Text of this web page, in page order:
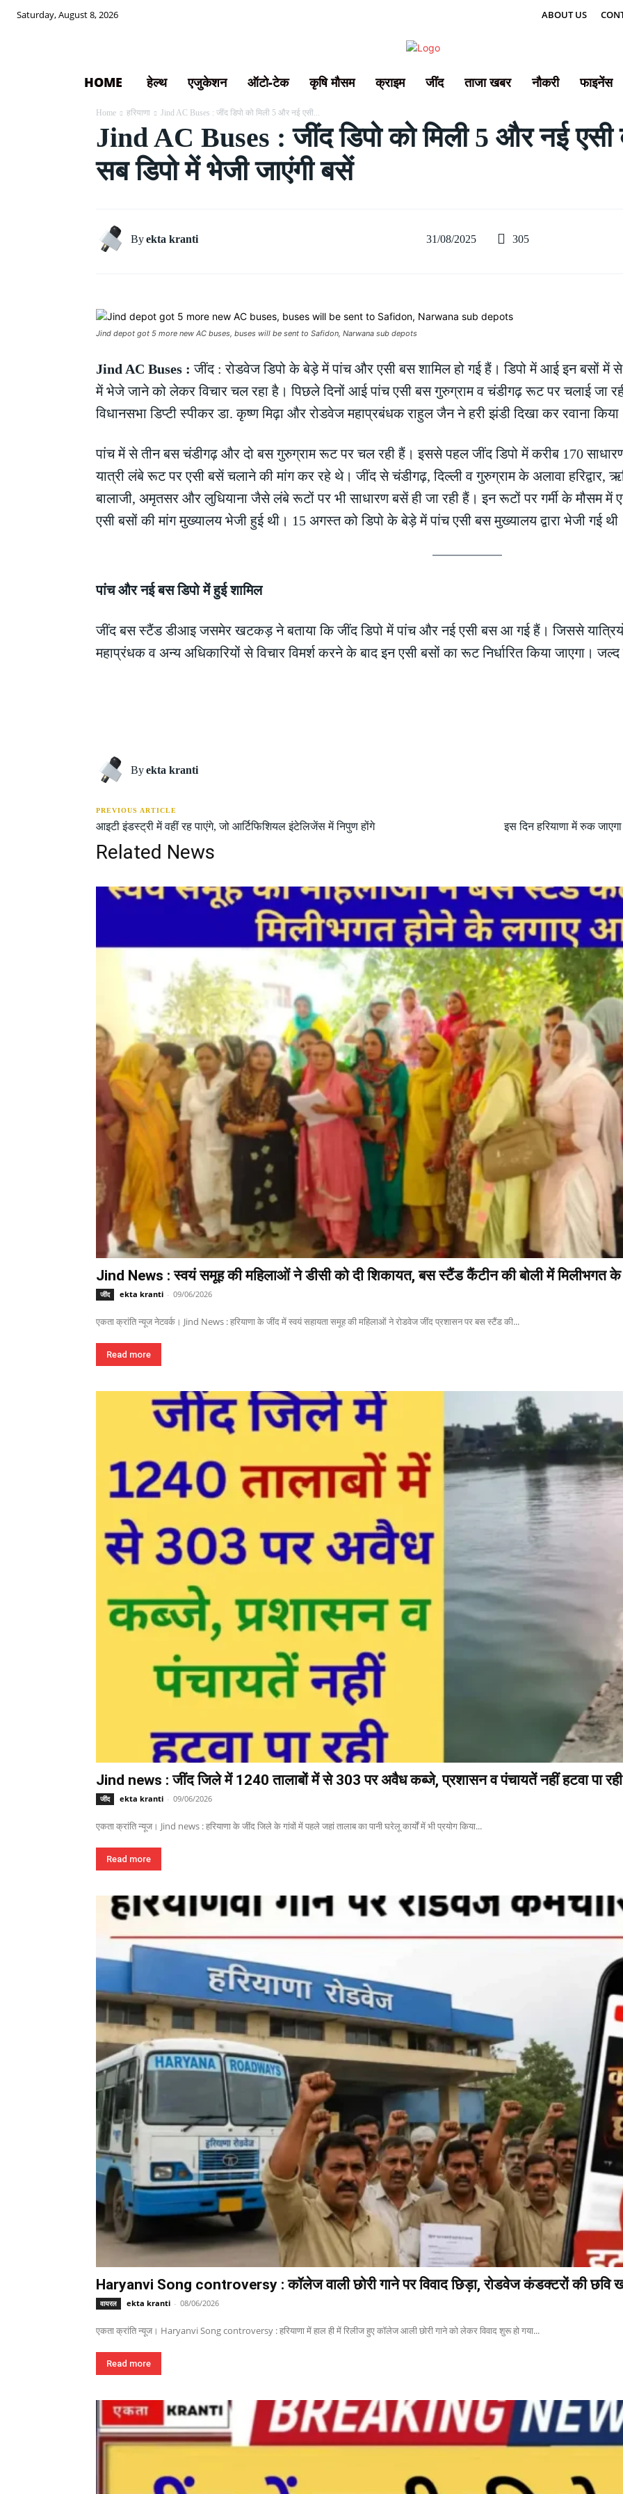
Saturday, August 8, 2026 ABOUT US
HOME हेल्थ एजुकेशन ऑटो-टेक कृषि मौसम क्राइम जींद ताजा खबर नौकरी फाइनेंस
Home हरियाणा Jind AC Buses : जींद डिपो को मिली 5 और नई एसी...
Jind AC Buses : जींद डिपो को मिली 5 और नई एसी
सब डिपो में भेजी जाएंगी बसें
Byekta kranti 31/08/2025 305
Jind depot got 5 more new AC buses, buses will be sent to Safidon, Narwana sub depots
Jind AC Buses :जींद : रोडवेज डिपो के बेड़े में पांच और एसी बस शामिल हो गई हैं। डिपो में आई इन बसों
में भेजे जाने को लेकर विचार चल रहा है। पिछले दिनों आई पांच एसी बस गुरुग्राम व चंडीगढ़ रूट पर चलाई जा
विधानसभा डिप्टी स्पीकर डा. कृष्ण मिढ़ा और रोडवेज महाप्रबंधक राहुल जैन ने हरी झंडी दिखा कर रवाना
पांच में से तीन बस चंडीगढ़ और दो बस गुरुग्राम रूट पर चल रही हैं। इससे पहल जींद डिपो में करीब 170
यात्री लंबे रूट पर एसी बसें चलाने की मांग कर रहे थे। जींद से चंडीगढ़, दिल्ली व गुरुग्राम के अलावा हरिद्वार,
बालाजी, अमृतसर और लुधियाना जैसे लंबे रूटों पर भी साधारण बसें ही जा रही हैं। इन रूटों पर गर्मी के मौसम में
एसी बसों की मांग मुख्यालय भेजी हुई थी। 15 अगस्त को डिपो के बेड़े में पांच एसी बस मुख्यालय द्वारा भेजी गई
पांच और नई बस डिपो में हुई शामिल
जींद बस स्टैंड डीआइ जसमेर खटकड़ ने बताया कि जींद डिपो में पांच और नई एसी बस आ गई हैं। जिससे
महाप्रंधक व अन्य अधिकारियों से विचार विमर्श करने के बाद इन एसी बसों का रूट निर्धारित किया जाएगा।
Byekta kranti
PREVIOUS ARTICLE
आइटी इंडस्ट्री में वहीं रह पाएंगे, जो आर्टिफिशियल इंटेलिजेंस में निपुण होंगे इस दिन हरियाणा में रुक
Related News
Jind News : स्वयं समूह की महिलाओं ने डीसी को दी शिकायत, बस स्टैंड कैंटीन की बोली में मिलीभगत
जींद ekta kranti - 09/06/2026
एकता क्रांति न्यूज नेटवर्क। Jind News : हरियाणा के जींद में स्वयं सहायता समूह की महिलाओं ने रोडवेज जींद प्रशासन पर बस स्टैंड की...
Read more
Jind news : जींद जिले में 1240 तालाबों में से 303 पर अवैध कब्जे, प्रशासन व पंचायतें नहीं हटवा पा रही
जींद ekta kranti - 09/06/2026
एकता क्रांति न्यूज। Jind news : हरियाणा के जींद जिले के गांवों में पहले जहां तालाब का पानी घरेलू कार्यों में भी प्रयोग किया...
Read more
Haryanvi Song controversy : कॉलेज वाली छोरी गाने पर विवाद छिड़ा, रोडवेज कंडक्टरों की छवि
वायरल ekta kranti - 08/06/2026
एकता क्रांति न्यूज। Haryanvi Song controversy : हरियाणा में हाल ही में रिलीज हुए कॉलेज आली छोरी गाने को लेकर विवाद शुरू हो गया...
Read more